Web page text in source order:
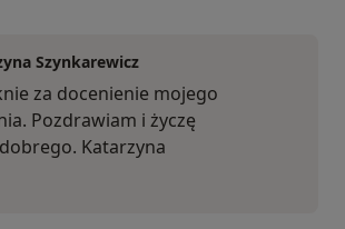
Szynkarewicz
za docenienie mojego
Pozdrawiam i życzę
Katarzyna